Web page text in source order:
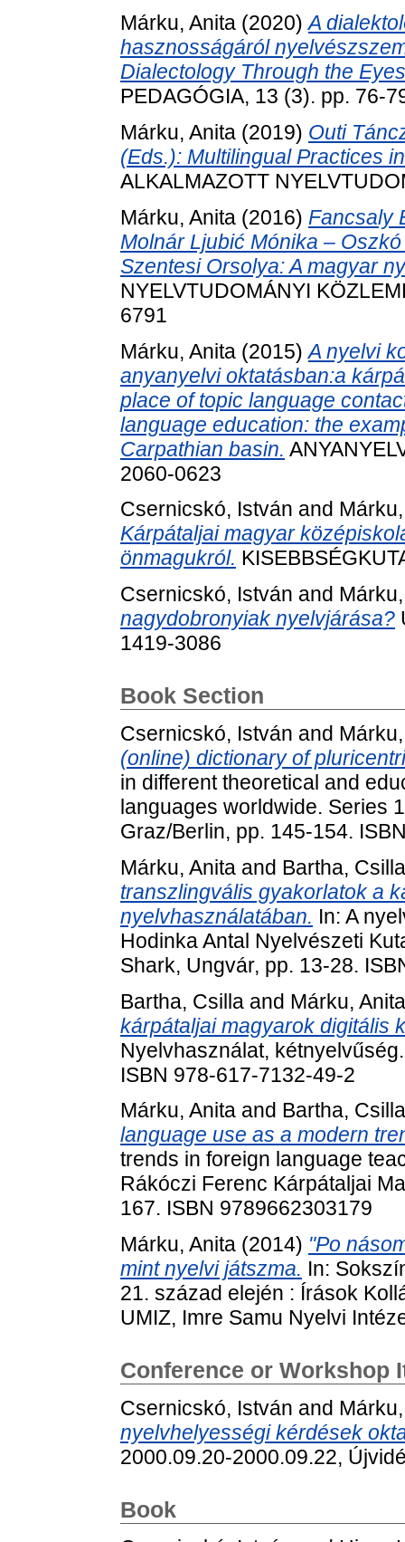
Márku, Anita (2020)A
hasznosságáról
Dialectology Through the
PEDAGÓGIA, 13 (3). pp. 76-
Márku, Anita (2019) Outi
(Eds.): Multilingual Practices
ALKALMAZOTT
Márku, Anita (2016) Fancsaly
Molnár Ljubić Mónika –
Szentesi Orsolya: A magyar
NYELVTUDOMÁNYI
6791
Márku, Anita (2015)A nyelvi
anyanyelvi oktatásban:a
place of topic language
language education: the
Carpathian basin.
2060-0623
Csernicskó, István and
Kárpátaljai magyar
önmagukról.
Csernicskó, István and
nagydobronyiak nyelvjárása?
1419-3086
Book Section
Csernicskó, István and
(online) dictionary of
in different theoretical and
languages worldwide. Series
Graz/Berlin, pp. 145-154.
Márku, Anita and Bartha, Csilla
transzlingvális gyakorlatok a
nyelvhasználatában. In: A
Hodinka Antal Nyelvészeti
Shark, Ungvár, pp. 13-28.
Bartha, Csilla and Márku, Anita
kárpátaljai magyarok digitális
Nyelvhasználat,
ISBN 978-617-7132-49-2
Márku, Anita and Bartha, Csilla
language use as a modern
trends in foreign language
Rákóczi Ferenc Kárpátaljai
167. ISBN 9789662303179
Márku, Anita (2014) "Po
mint nyelvi játszma. In:
21. század elején : Írások
UMIZ, Imre Samu Nyelvi
Conference or Workshop
Csernicskó, István and
nyelvhelyességi kérdések
2000.09.20-2000.09.22,
Book